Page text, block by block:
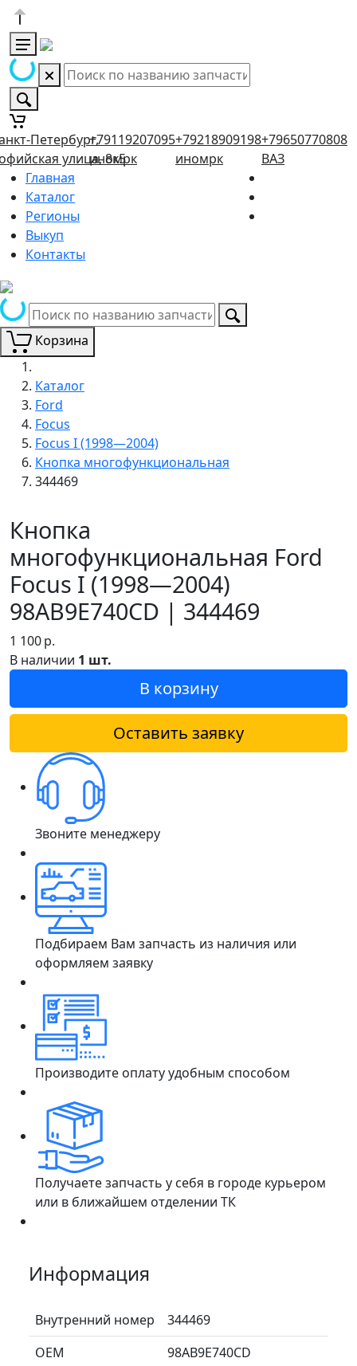
Петербург,
улица, 8к5
+79119207095
иномрк
+79218909198
иномрк
+79650770808
ВАЗ
Главная
Каталог
Регионы
Выкуп
Контакты
Корзина
Каталог
Ford
Focus
Focus I (1998—2004)
Кнопка многофункциональная
344469
Кнопка
многофункциональная Ford
Focus I (1998—2004)
98AB9E740CD | 344469
1 100р.
В наличии 1 шт.
В корзину
Оставить заявку
Звоните менеджеру
Подбираем Вам запчасть из наличия или
оформляем заявку
Производите оплату удобным способом
Получаете запчасть у себя в городе курьером
или в ближайшем отделении ТК
Информация
Внутренний номер
344469
ОЕМ
98AB9E740CD